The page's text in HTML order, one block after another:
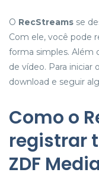
O RecStreams se
Com ele, você pode
forma simples. Além
de vídeo. Para iniciar
download e seguir
Como o
registrar
ZDF